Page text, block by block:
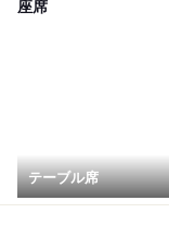
座席
テーブル席